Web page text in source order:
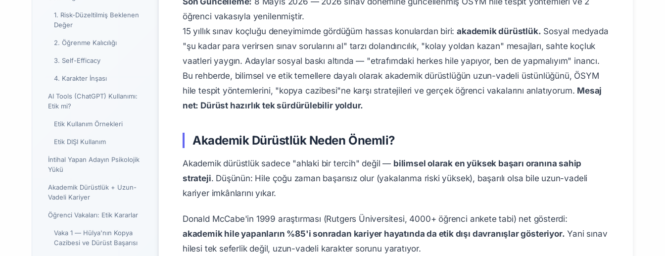
1. Risk-Düzeltilmiş Beklenen
Değer
2. Öğrenme Kalıcılığı
3. Self-Efficacy
4. Karakter İnşası
AI Tools (ChatGPT) Kullanımı:
Etik mi?
Etik Kullanım Örnekleri
Etik DIŞI Kullanım
İntihal Yapan Adayın Psikolojik
Yükü
Akademik Dürüstlük + Uzun-
Vadeli Kariyer
Öğrenci Vakaları: Etik Kararlar
Vaka 1 — Hülya'nın Kopya
Cazibesi ve Dürüst Başarısı
öğrenci vakasıyla yenilenmiştir.
15 yıllık sınav koçluğu deneyimimde gördüğüm hassas konulardan biri:akademik dürüstlük. Sosyal medyada
"şu kadar para verirsen sınav sorularını al" tarzı dolandırıcılık, "kolay yoldan kazan" mesajları, sahte koçluk
vaatleri yaygın. Adaylar sosyal baskı altında — "etrafımdaki herkes hile yapıyor, ben de yapmalıyım" inancı.
Bu rehberde, bilimsel ve etik temellere dayalı olarak akademik dürüstlüğün uzun-vadeli üstünlüğünü, ÖSYM
hile tespit yöntemlerini, "kopya cazibesi"ne karşı stratejileri ve gerçek öğrenci vakalarını anlatıyorum. Mesaj
net: Dürüst hazırlık tek sürdürülebilir yoldur.
Akademik Dürüstlük Neden Önemli?
Akademik dürüstlük sadece "ahlaki bir tercih" değil — bilimsel olarak en yüksek başarı oranına sahip
strateji. Düşünün: Hile çoğu zaman başarısız olur (yakalanma riski yüksek), başarılı olsa bile uzun-vadeli
kariyer imkânlarını yıkar.
Donald McCabe'in 1999 araştırması (Rutgers Üniversitesi, 4000+ öğrenci ankete tabi) net gösterdi:
akademik hile yapanların %85'i sonradan kariyer hayatında da etik dışı davranışlar gösteriyor. Yani sınav
hilesi tek seferlik değil, uzun-vadeli karakter sorunu yaratıyor.